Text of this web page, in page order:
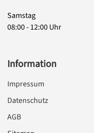
Samstag
08:00 - 12:00 Uhr
Information
Impressum
Datenschutz
AGB